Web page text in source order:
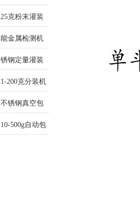
克粉末灌装
金属检测机
钢定量灌装
200克分装机
锈钢真空包
500g自动包